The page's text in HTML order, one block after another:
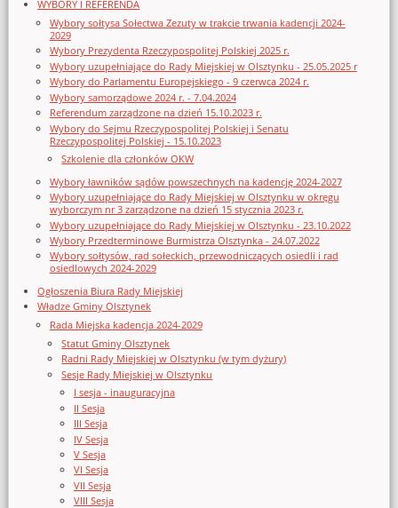
WYBORY I REFERENDA
Wybory sołtysa Sołectwa Zezuty w trakcie trwania kadencji 2024-
2029
Wybory Prezydenta Rzeczypospolitej Polskiej 2025 r.
Wybory uzupełniające do Rady Miejskiej w Olsztynku - 25.05.2025 r
Wybory do Parlamentu Europejskiego - 9 czerwca 2024 r.
Wybory samorządowe 2024 r. - 7.04.2024
Referendum zarządzone na dzień 15.10.2023 r.
Wybory do Sejmu Rzeczypospolitej Polskiej i Senatu
Rzeczypospolitej Polskiej - 15.10.2023
Szkolenie dla członków OKW
Wybory ławników sądów powszechnych na kadencję 2024-2027
Wybory uzupełniające do Rady Miejskiej w Olsztynku w okręgu
wyborczym nr 3 zarządzone na dzień 15 stycznia 2023 r.
Wybory uzupełniające do Rady Miejskiej w Olsztynku - 23.10.2022
Wybory Przedterminowe Burmistrza Olsztynka - 24.07.2022
Wybory sołtysów, rad sołeckich, przewodniczących osiedli i rad
osiedlowych 2024-2029
Ogłoszenia Biura Rady Miejskiej
Władze Gminy Olsztynek
Rada Miejska kadencja 2024-2029
Statut Gminy Olsztynek
Radni Rady Miejskiej w Olsztynku (w tym dyżury)
Sesje Rady Miejskiej w Olsztynku
I sesja - inauguracyjna
II Sesja
III Sesja
IV Sesja
V Sesja
VI Sesja
VII Sesja
VIII Sesja